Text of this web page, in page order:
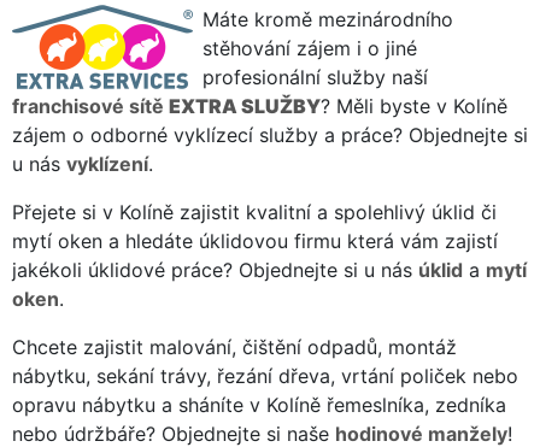
Máte kromě mezinárodního
stěhování zájem i o jiné
profesionální služby naší
franchisové sítě EXTRA SLUŽBY? Měli byste v Kolíně
zájem o odborné vyklízecí služby a práce? Objednejte si
u nás vyklízení.
Přejete si v Kolíně zajistit kvalitní a spolehlivý úklid či
mytí oken a hledáte úklidovou firmu která vám zajistí
jakékoli úklidové práce? Objednejte si u nás úklid a mytí
oken.
Chcete zajistit malování, čištění odpadů, montáž
nábytku, sekání trávy, řezání dřeva, vrtání poliček nebo
opravu nábytku a sháníte v Kolíně řemeslníka, zedníka
nebo údržbáře? Objednejte si naše hodinové manžely!